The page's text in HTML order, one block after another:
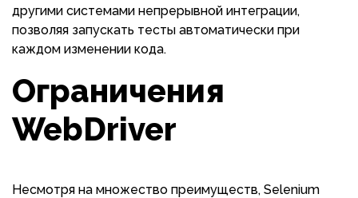
другими системами непрерывной интеграции,
позволяя запускать тесты автоматически при
каждом изменении кода.
Ограничения
WebDriver
Несмотря на множество преимуществ, Selenium